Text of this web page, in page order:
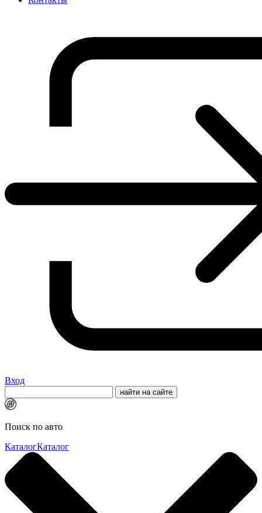
Вход
Поиск по авто
КаталогКаталог